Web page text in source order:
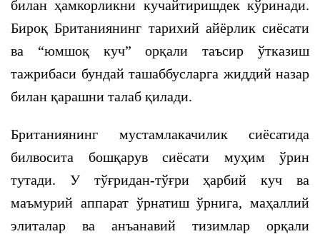
билан ҳамкорликни кучайтиришдек кўринади.
Бироқ Британиянинг тарихий айёрлик сиёсати
ва “юмшоқ куч” орқали таъсир ўтказиш
тажрибаси бундай ташаббусларга жиддий назар
билан қарашни талаб қилади.
Британиянинг мустамлакачилик сиёсатида
билвосита бошқарув сиёсати муҳим ўрин
тутади. У тўғридан-тўғри ҳарбий куч ва
маъмурий аппарат ўрнатиш ўрнига, маҳаллий
элиталар ва анъанавий тизимлар орқали